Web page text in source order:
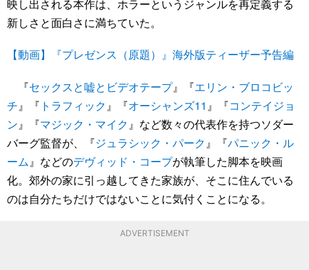
映し出される本作は、ホラーというジャンルを再定義する
新しさと面白さに満ちていた。
【動画】『プレゼンス（原題）』海外版ティーザー予告編
『セックスと嘘とビデオテープ』『エリン・ブロコビッ
チ 』『 トラフィック 』『オーシャンズ11 』『コンテイジョ
ン 』『マジック・マイク 』など数々の代表作を持つソダー
バーグ監督が、『ジュラシック・パーク 』『パニック・ル
ーム 』などのデヴィッド・コープが執筆した脚本を映画
化。郊外の家に引っ越してきた家族が、そこに住んでいる
のは自分たちだけではないことに気付くことになる。
ADVERTISEMENT